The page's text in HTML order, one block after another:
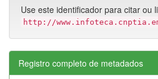
Use este identificador para citar ou
http://
Registro completo de metadados